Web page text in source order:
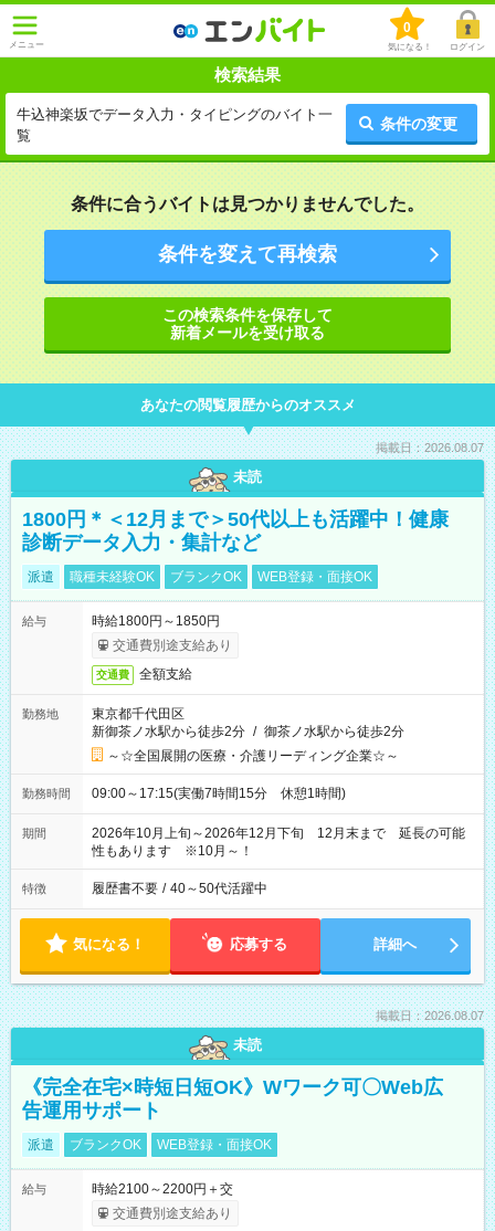
メニュー
0
気になる！ ログイン
検索結果
牛込神楽坂でデータ入力・タイピングのバイト一
覧
条件の変更
条件に合うバイトは見つかりませんでした。
条件を変えて再検索
この検索条件を保存して
新着メールを受け取る
あなたの閲覧履歴からのオススメ
掲載日：2026.08.07
未読
1800円＊＜12月まで＞50代以上も活躍中！健康
診断データ入力・集計など
派遣 職種未経験OK ブランクOK WEB登録・面接OK
給与
時給1800円～1850円
交通費別途支給あり
交通費 全額支給
勤務地
東京都千代田区
新御茶ノ水駅から徒歩2分 / 御茶ノ水駅から徒歩2分
～☆全国展開の医療・介護リーディング企業☆～
勤務時間 09:00～17:15(実働7時間15分 休憩1時間)
期間
2026年10月上旬～2026年12月下旬 12月末まで 延長の可能
性もあります ※10月～！
特徴 履歴書不要 / 40～50代活躍中
気になる！ 応募する 詳細へ
掲載日：2026.08.07
未読
《完全在宅×時短日短OK》Wワーク可〇Web広
告運用サポート
派遣 ブランクOK WEB登録・面接OK
給与
時給2100～2200円＋交
交通費別途支給あり